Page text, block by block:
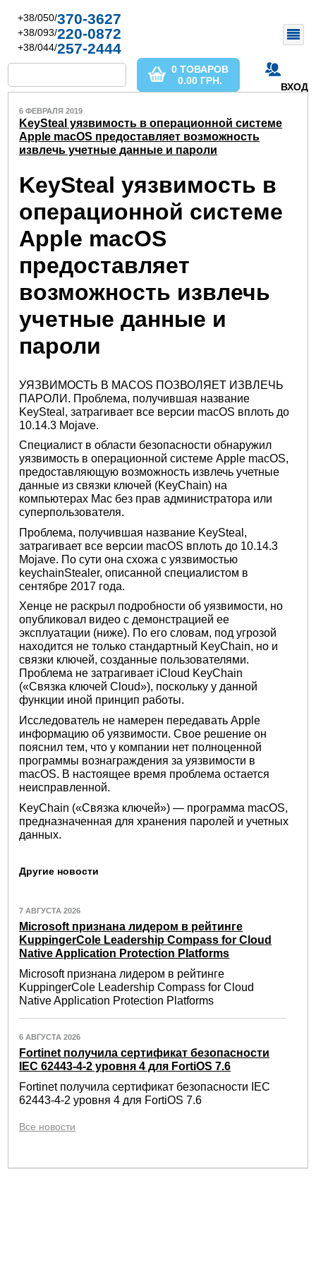
+38/050/370-3627
+38/093/220-0872
+38/044/257-2444
ВХОД
0 ТОВАРОВ
0.00 ГРН.
6 ФЕВРАЛЯ 2019
KeySteal уязвимость в операционной системе
Apple macOS предоставляет возможность
извлечь учетные данные и пароли
KeySteal уязвимость в
операционной системе
Apple macOS
предоставляет
возможность извлечь
учетные данные и
пароли
УЯЗВИМОСТЬ В MACOS ПОЗВОЛЯЕТ ИЗВЛЕЧЬ
ПАРОЛИ. Проблема, получившая название
KeySteal, затрагивает все версии macOS вплоть до
10.14.3 Mojave.
Специалист в области безопасности обнаружил
уязвимость в операционной системе Apple macOS,
предоставляющую возможность извлечь учетные
данные из связки ключей (KeyChain) на
компьютерах Мас без прав администратора или
суперпользователя.
Проблема, получившая название KeySteal,
затрагивает все версии macOS вплоть до 10.14.3
Mojave. По сути она схожа с уязвимостью
keychainStealer, описанной специалистом в
сентябре 2017 года.
Хенце не раскрыл подробности об уязвимости, но
опубликовал видео с демонстрацией ее
эксплуатации (ниже). По его словам, под угрозой
находится не только стандартный KeyChain, но и
связки ключей, созданные пользователями.
Проблема не затрагивает iCloud KeyChain
(«Связка ключей Cloud»), поскольку у данной
функции иной принцип работы.
Исследователь не намерен передавать Apple
информацию об уязвимости. Свое решение он
пояснил тем, что у компании нет полноценной
программы вознаграждения за уязвимости в
macOS. В настоящее время проблема остается
неисправленной.
KeyChain («Связка ключей») — программа macOS,
предназначенная для хранения паролей и учетных
данных.
Другие новости
7 АВГУСТА 2026
Microsoft признана лидером в рейтинге
KuppingerCole Leadership Compass for Cloud
Native Application Protection Platforms
Microsoft признана лидером в рейтинге
KuppingerCole Leadership Compass for Cloud
Native Application Protection Platforms
6 АВГУСТА 2026
Fortinet получила сертификат безопасности
IEC 62443-4-2 уровня 4 для FortiOS 7.6
Fortinet получила сертификат безопасности IEC
62443-4-2 уровня 4 для FortiOS 7.6
Все новости